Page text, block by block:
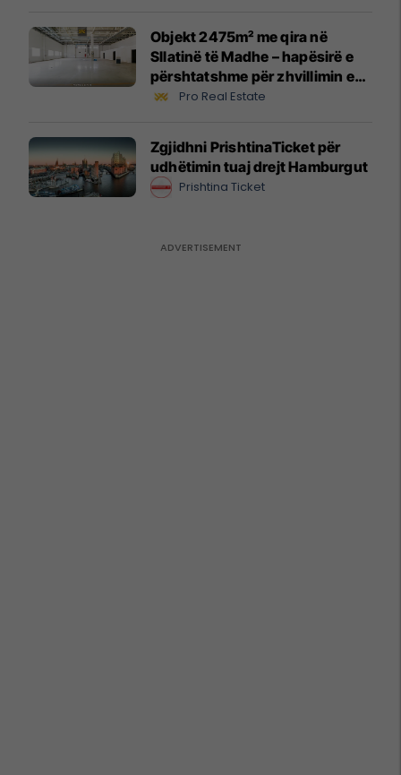
Objekt 2475m² me qira në
Sllatinë të Madhe – hapësirë e
përshtatshme për zhvillimin e
biznesit #16068
Pro Real Estate
Zgjidhni PrishtinaTicket për
udhëtimin tuaj drejt Hamburgut
Prishtina Ticket